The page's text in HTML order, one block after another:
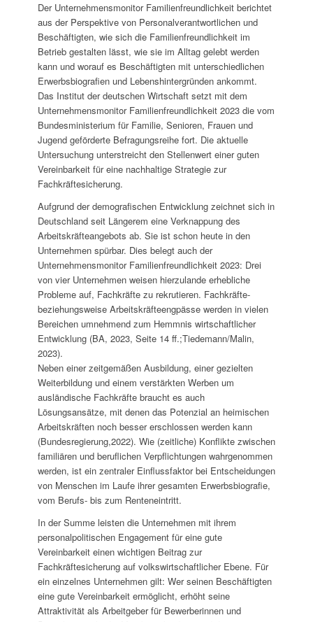
Der Unternehmensmonitor Familienfreundlichkeit berichtet
aus der Perspektive von Personalverantwortlichen und
Beschäftigten, wie sich die Familienfreundlichkeit im
Betrieb gestalten lässt, wie sie im Alltag gelebt werden
kann und worauf es Beschäftigten mit unterschiedlichen
Erwerbsbiografien und Lebenshintergründen ankommt.
Das Institut der deutschen Wirtschaft setzt mit dem
Unternehmensmonitor Familienfreundlichkeit 2023 die vom
Bundesministerium für Familie, Senioren, Frauen und
Jugend geförderte Befragungsreihe fort. Die aktuelle
Untersuchung unterstreicht den Stellenwert einer guten
Vereinbarkeit für eine nachhaltige Strategie zur
Fachkräftesicherung.
Aufgrund der demografischen Entwicklung zeichnet sich in
Deutschland seit Längerem eine Verknappung des
Arbeitskräfteangebots ab. Sie ist schon heute in den
Unternehmen spürbar. Dies belegt auch der
Unternehmensmonitor Familienfreundlichkeit 2023: Drei
von vier Unternehmen weisen hierzulande erhebliche
Probleme auf, Fachkräfte zu rekrutieren. Fachkräfte-
beziehungsweise Arbeitskräfteengpässe werden in vielen
Bereichen umnehmend zum Hemmnis wirtschaftlicher
Entwicklung (BA, 2023, Seite 14 ff.;Tiedemann/Malin,
2023).
Neben einer zeitgemäßen Ausbildung, einer gezielten
Weiterbildung und einem verstärkten Werben um
ausländische Fachkräfte braucht es auch
Lösungsansätze, mit denen das Potenzial an heimischen
Arbeitskräften noch besser erschlossen werden kann
(Bundesregierung,2022). Wie (zeitliche) Konflikte zwischen
familiären und beruflichen Verpflichtungen wahrgenommen
werden, ist ein zentraler Einflussfaktor bei Entscheidungen
von Menschen im Laufe ihrer gesamten Erwerbsbiografie,
vom Berufs- bis zum Renteneintritt.
In der Summe leisten die Unternehmen mit ihrem
personalpolitischen Engagement für eine gute
Vereinbarkeit einen wichtigen Beitrag zur
Fachkräftesicherung auf volkswirtschaftlicher Ebene. Für
ein einzelnes Unternehmen gilt: Wer seinen Beschäftigten
eine gute Vereinbarkeit ermöglicht, erhöht seine
Attraktivität als Arbeitgeber für Bewerberinnen und